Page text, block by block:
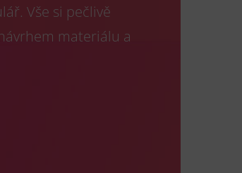
Vše si pečlivě
materiálu a